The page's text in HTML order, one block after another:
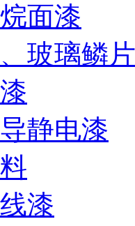
面漆
玻璃鳞
静电漆
漆